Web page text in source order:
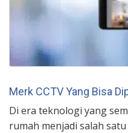
Merk CCTV Yang Bisa
Di era teknologi yang
rumah menjadi salah